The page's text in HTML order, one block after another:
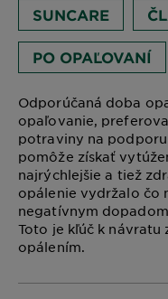
SUNCARE
PO OPAĽOVANÍ
Odporúčaná doba
opaľovanie,
potraviny na
pomôže získať
najrýchlejšie a tiež
opálenie vydržalo čo
negatívnym
Toto je kľúč k návratu
opálením.